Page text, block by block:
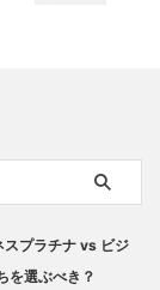
スプラチナ vs ビジ
を選ぶべき？